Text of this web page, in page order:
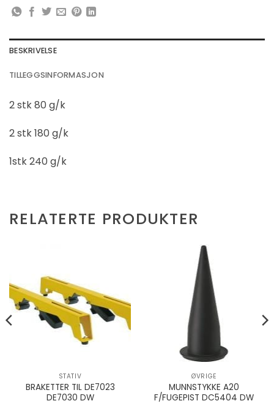
BESKRIVELSE
TILLEGGSINFORMASJON
2 stk 80 g/k
2 stk 180 g/k
1stk 240 g/k
RELATERTE PRODUKTER
STATIV
BRAKETTER TIL DE7023
DE7030 DW
ØVRIGE
MUNNSTYKKE A20
F/FUGEPIST DC5404 DW